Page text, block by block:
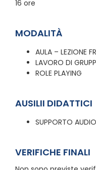
16 ore
MODALITÀ
AULA – LEZIONE
LAVORO DI
ROLE PLAYING
AUSILII DIDATTICI
SUPPORTO
VERIFICHE FINALI